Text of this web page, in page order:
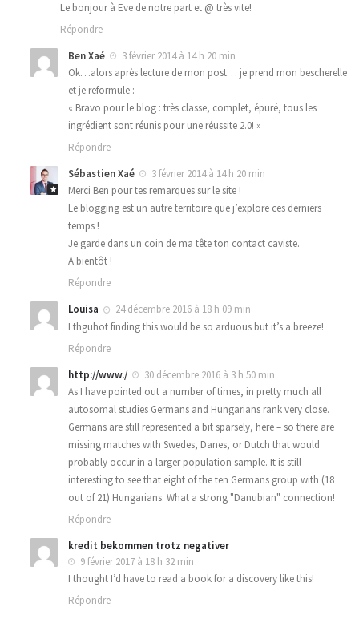
Le bonjour à Eve de notre part et @ très vite!
Répondre
Ben Xaé
3 février 2014 à 14 h 20 min
Ok…alors après lecture de mon post… je prend mon bescherelle
et je reformule :
« Bravo pour le blog : très classe, complet, épuré, tous les
ingrédient sont réunis pour une réussite 2.0! »
Répondre
Sébastien Xaé
3 février 2014 à 14 h 20 min
Merci Ben pour tes remarques sur le site !
Le blogging est un autre territoire que j’explore ces derniers
temps !
Je garde dans un coin de ma tête ton contact caviste.
A bientôt !
Répondre
Louisa
24 décembre 2016 à 18 h 09 min
I thguhot finding this would be so arduous but it’s a breeze!
Répondre
http://www./
30 décembre 2016 à 3 h 50 min
As I have pointed out a number of times, in pretty much all
autosomal studies Germans and Hungarians rank very close.
Germans are still represented a bit sparsely, here – so there are
missing matches with Swedes, Danes, or Dutch that would
probably occur in a larger population sample. It is still
interesting to see that eight of the ten Germans group with (18
out of 21) Hungarians. What a strong "Danubian" connection!
Répondre
kredit bekommen trotz negativer
9 février 2017 à 18 h 32 min
I thought I’d have to read a book for a discovery like this!
Répondre